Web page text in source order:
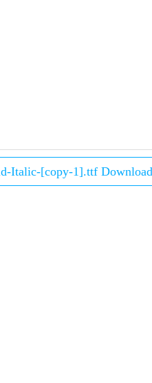
Italic-[copy-1].ttf Download